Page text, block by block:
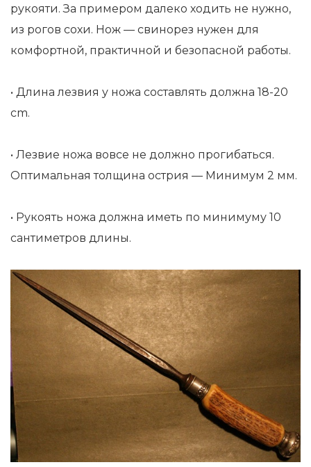
рукояти. За примером далеко ходить не нужно,
из рогов сохи. Нож — свинорез нужен для
комфортной, практичной и безопасной работы.
• Длина лезвия у ножа составлять должна 18-20
cm.
• Лезвие ножа вовсе не должно прогибаться.
Оптимальная толщина острия — Минимум 2 мм.
• Рукоять ножа должна иметь по минимуму 10
сантиметров длины.